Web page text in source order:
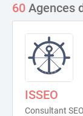
60 Agences
ISSEO
Consultant SEO